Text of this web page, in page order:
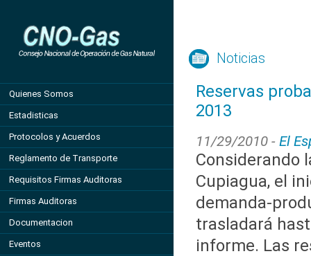
Quienes Somos
Estadisticas
Protocolos y Acuerdos
Reglamento de Transporte
Requisitos Firmas Auditoras
Firmas Auditoras
Documentacion
Eventos
Noticias
Reservas
2013
11/29/2010 - El
Considerando
Cupiagua, el
demanda-
trasladará
informe. Las